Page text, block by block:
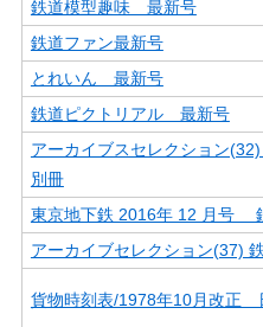
鉄道模型趣味 最新号
鉄道ファン最新号
とれいん 最新号
鉄道ピクトリアル 最新号
アーカイブスセレクション
別冊
東京地下鉄 2016年 12 月号
アーカイブセレクション(37)
貨物時刻表/1978年10月改正